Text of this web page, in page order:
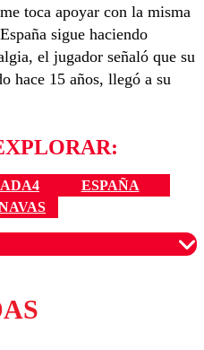
toca apoyar con la misma
sigue haciendo
el jugador señaló que su
hace 15 años, llegó a su
ESPAÑA
para garantizar un